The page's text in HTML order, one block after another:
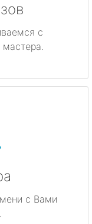
с
с Вами